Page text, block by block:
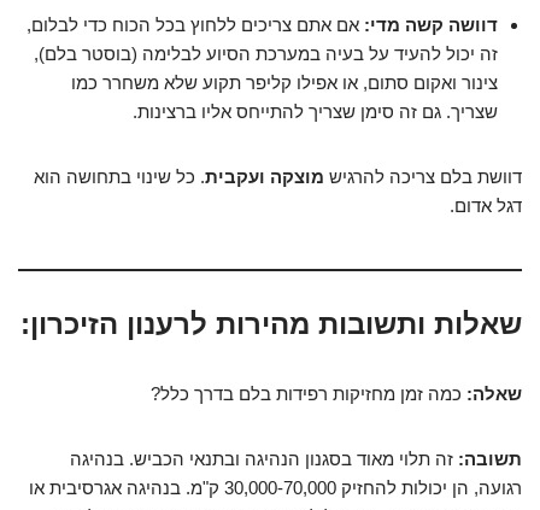
דוושה קשה מדי: אם אתם צריכים ללחוץ בכל הכוח כדי לבלום,
זה יכול להעיד על בעיה במערכת הסיוע לבלימה (בוסטר בלם),
צינור ואקום סתום, או אפילו קליפר תקוע שלא משחרר כמו
שצריך. גם זה סימן שצריך להתייחס אליו ברצינות.
דוושת בלם צריכה להרגיש מוצקה ועקבית. כל שינוי בתחושה הוא
דגל אדום.
שאלות ותשובות מהירות לרענון הזיכרון:
שאלה: כמה זמן מחזיקות רפידות בלם בדרך כלל?
תשובה: זה תלוי מאוד בסגנון הנהיגה ובתנאי הכביש. בנהיגה
רגועה, הן יכולות להחזיק 30,000-70,000 ק"מ. בנהיגה אגרסיבית או